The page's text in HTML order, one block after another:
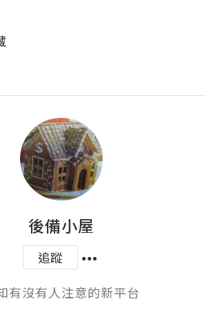
後備小屋
追蹤
有沒有人注意的新平台